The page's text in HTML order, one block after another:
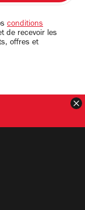
conditions
de recevoir les
offres et